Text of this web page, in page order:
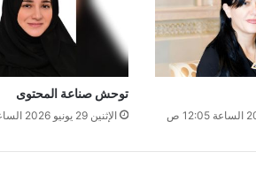
توحش صناعة المحتوى
الإثنين 29 يونيو 2026 الساعة 12:04 ص